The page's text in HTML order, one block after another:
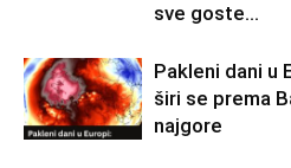
sve goste...
Pakleni dani u
širi se prema
najgore